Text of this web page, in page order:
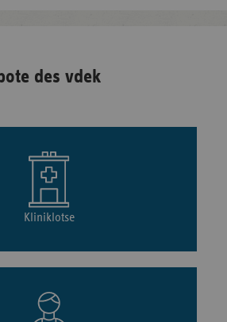
des vdek
Kliniklotse